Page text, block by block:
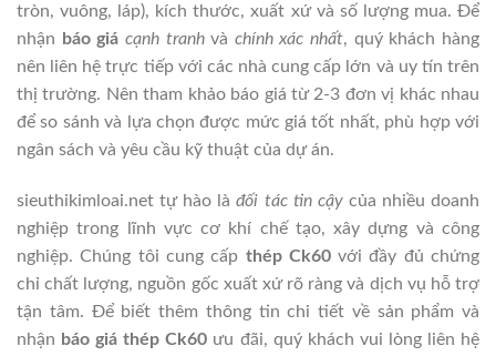
tròn, vuông, láp), kích thước, xuất xứ và số lượng mua. Để
nhận
báo giá cạnh tranhvà chính xác nhất, quý khách hàng
nên liên hệ trực tiếp với các nhà cung cấp lớn và uy tín trên
thị trường. Nên tham khảo báo giá từ 2-3 đơn vị khác nhau
để so sánh và lựa chọn được mức giá tốt nhất, phù hợp với
ngân sách và yêu cầu kỹ thuật của dự án.
sieuthikimloai.net tự hào làđối tác tin cậycủa nhiều doanh
nghiệp trong lĩnh vực cơ khí chế tạo, xây dựng và công
nghiệp. Chúng tôi cung cấp thép Ck60với đầy đủ chứng
chỉ chất lượng, nguồn gốc xuất xứ rõ ràng và dịch vụ hỗ trợ
tận tâm. Để biết thêm thông tin chi tiết về sản phẩm và
nhận báo giá thép Ck60 ưu đãi, quý khách vui lòng liên hệ